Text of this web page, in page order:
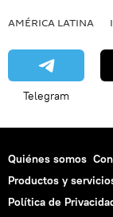
AMÉRICA LATINA
Telegram
Quiénes somos
Productos y
Política de